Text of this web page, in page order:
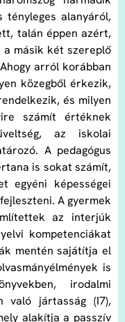
tényleges alanyáról,
talán éppen azért,
a másik két szereplő
arról korábban
közegből érkezik,
és milyen
számít értéknek
az iskolai
A pedagógus
is sokat számít,
egyéni képességei
A gyermek
az interjúk
kompetenciákat
mentén sajátítja el
is
irodalmi
való jártasság (I7),
alakítja a passzív